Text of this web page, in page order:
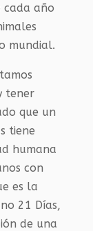
cada año
mundial.
tener
que un
tiene
humana
con
es la
21 Días,
de una